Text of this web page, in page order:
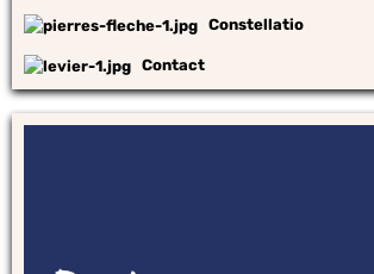
Constellatio
Contact